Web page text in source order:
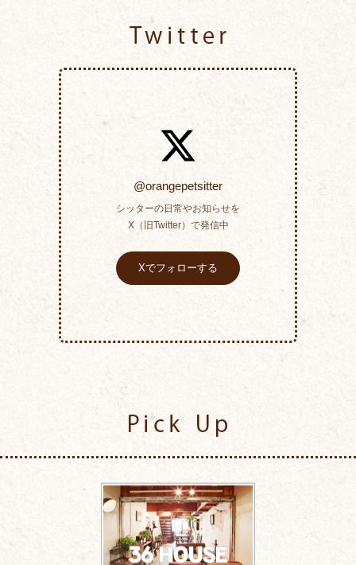
@orangepetsitter
シッターの日常やお知らせを
X（旧Twitter）で発信中
Xでフォローする